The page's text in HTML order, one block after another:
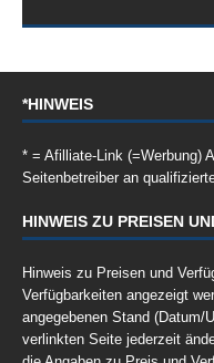
*HINWEIS
* = Afilliate-Link (=Werbung)
Seitenbetreiber an
HINWEIS ZU PREISEN
Hinweis zu Preisen und
Verfügbarkeiten angezeigt
angegebenen Stand (Datum/
verlinkten Seite jederzeit